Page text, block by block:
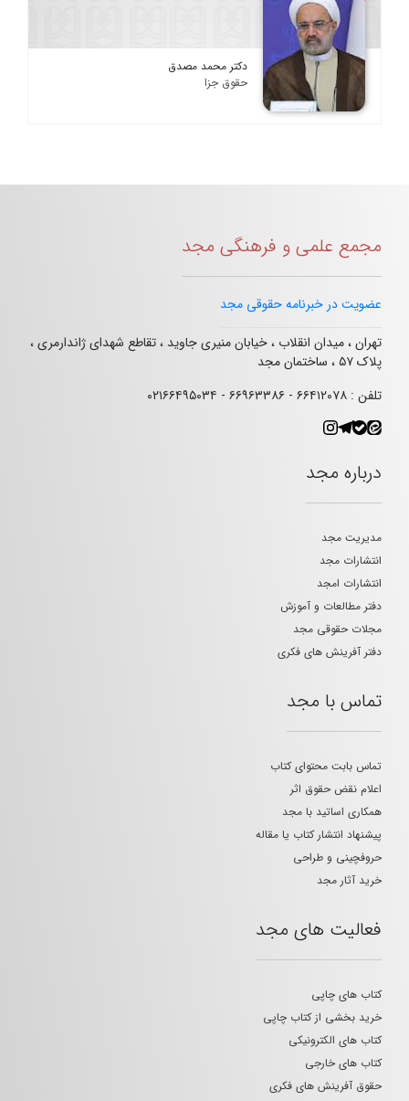
دکتر محمد مصدق
حقوق جزا
مجمع علمی و فرهنگی مجد
عضویت در خبرنامه حقوقی مجد
تهران ، میدان انقلاب ، خیابان منیری جاوید ، تقاطع شهدای ژاندارمری ،
پلاک ۵۷ ، ساختمان مجد
تلفن : ۶۶۴۱۲۰۷۸ - ۶۶۹۶۳۳۸۶ - ۰۲۱۶۶۴۹۵۰۳۴
درباره مجد
مدیریت مجد
انتشارات مجد
انتشارات امجد
دفتر مطالعات و آموزش
مجلات حقوقی مجد
دفتر آفرینش های فکری
تماس با مجد
تماس بابت محتوای کتاب
اعلام نقض حقوق اثر
همکاری اساتید با مجد
پیشنهاد انتشار کتاب یا مقاله
حروفچینی و طراحی
خرید آثار مجد
فعالیت های مجد
کتاب های چاپی
خرید بخشی از کتاب چاپی
کتاب های الکترونیکی
کتاب های خارجی
حقوق آفرینش های فکری